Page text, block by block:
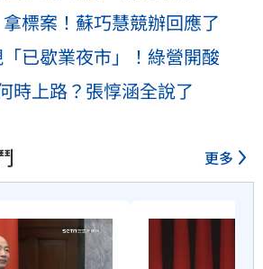
標案！蘇巧慧競辦回應了
已歇業夜市」！綠營開酸
時上路？張惇涵全說了
更多